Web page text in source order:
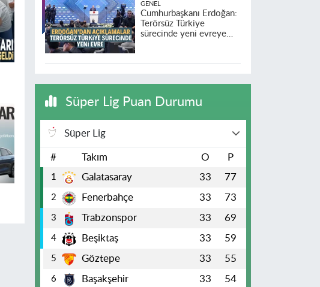
GENEL
Cumhurbaşkanı Erdoğan:
Terörsüz Türkiye
sürecinde yeni evreye
Süper Lig Puan Durumu
Süper Lig
# Takım O P
1 Galatasaray 33 77
2 Fenerbahçe 33 73
3 Trabzonspor 33 69
4 Beşiktaş 33 59
5 Göztepe 33 55
6 Başakşehir 33 54